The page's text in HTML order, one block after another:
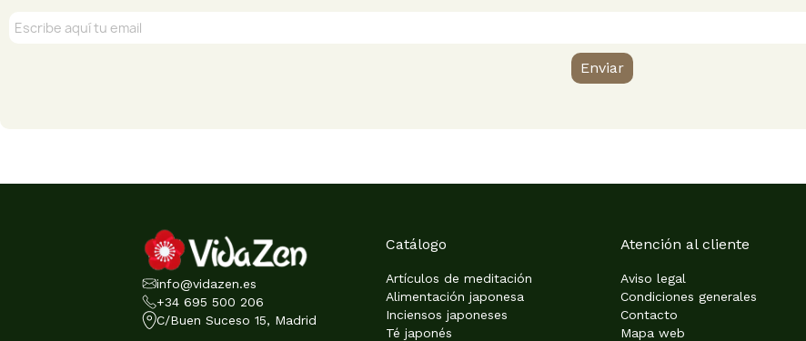
Enviar
info@vidazen.es
+34 695 500 206
C/Buen Suceso 15, Madrid
Catálogo
Artículos de meditación
Alimentación japonesa
Inciensos japoneses
Té japonés
Atención al cliente
Aviso legal
Condiciones generales
Contacto
Mapa web